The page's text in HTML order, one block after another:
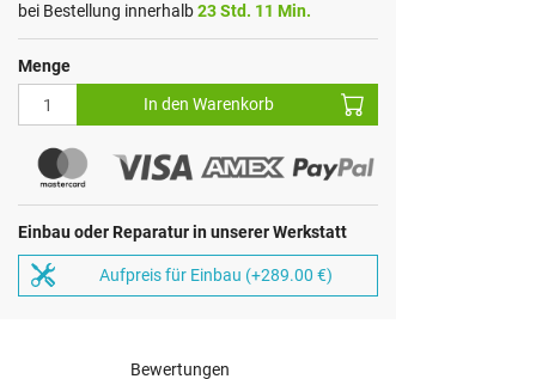
bei Bestellung innerhalb23 Std. 11 Min.
Menge
In den Warenkorb
Einbau oder Reparatur in unserer Werkstatt
Aufpreis für Einbau (+289.00 €)
Bewertungen